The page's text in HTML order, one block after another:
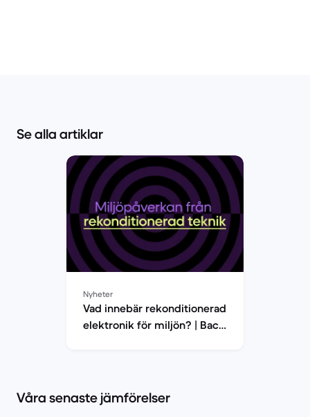
Se alla artiklar
Nyheter
Vad innebär rekonditionerad
elektronik för miljön? | Back
Våra senaste jämförelser